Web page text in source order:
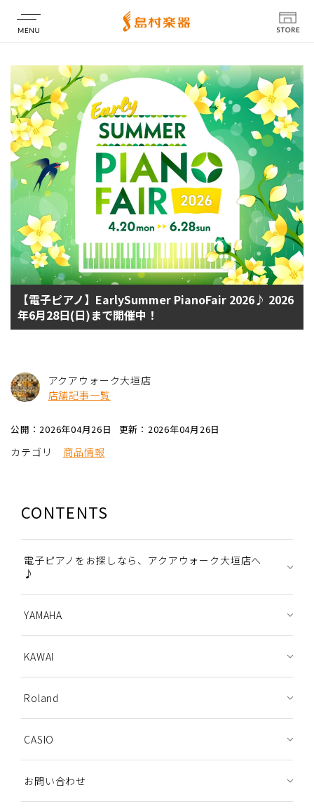
店舗情報
【電子ピアノ】EarlySummer PianoFair 2026♪ 2026
年6月28日(日)まで開催中！
アクアウォーク大垣店
店舗記事一覧
公開：2026年04月26日 更新：2026年04月26日
カテゴリ 商品情報
CONTENTS
電子ピアノをお探しなら、アクアウォーク大垣店へ
♪
YAMAHA
KAWAI
Roland
CASIO
お問い合わせ